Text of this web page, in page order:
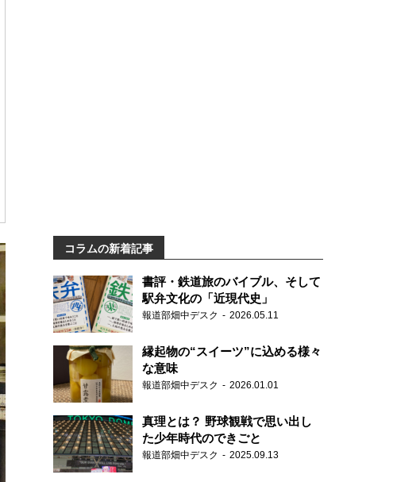
コラムの新着記事
書評・鉄道旅のバイブル、そして
駅弁文化の「近現代史」
報道部畑中デスク 2026.05.11
縁起物の“スイーツ”に込める様々
な意味
報道部畑中デスク 2026.01.01
真理とは？ 野球観戦で思い出し
た少年時代のできごと
報道部畑中デスク 2025.09.13